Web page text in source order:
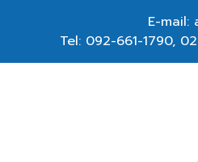
E-mail:
Tel: 092-661-1790,